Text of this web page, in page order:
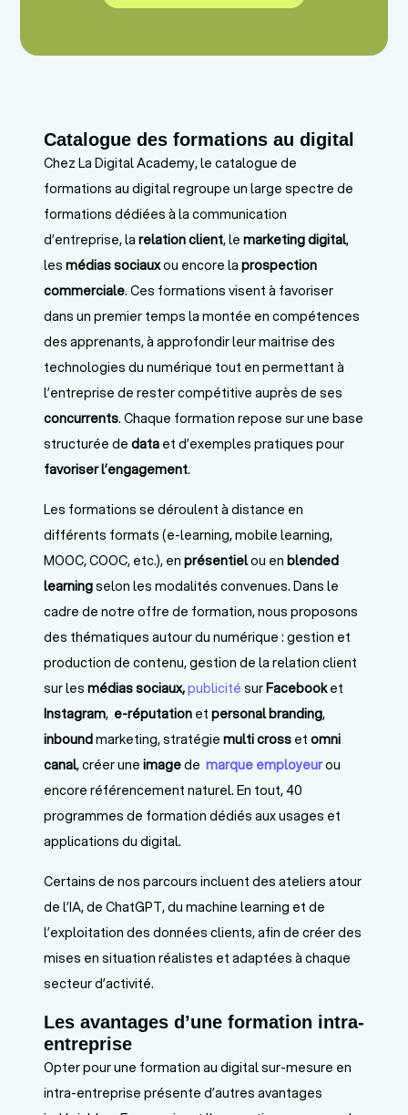
Catalogue des formations au digital
Chez La Digital Academy, le catalogue de
formations au digital regroupe un large spectre de
formations dédiées à la communication
d’entreprise, la relation client, le marketing digital,
les médias sociauxou encore la prospection
commerciale. Ces formations visent à favoriser
dans un premier temps la montée en compétences
des apprenants, à approfondir leur maitrise des
technologies du numérique tout en permettant à
l’entreprise de rester compétitive auprès de ses
concurrents. Chaque formation repose sur une base
structurée de data et d’exemples pratiques pour
favoriser l’engagement.
Les formations se déroulent à distance en
différents formats (e-learning, mobile learning,
MOOC, COOC, etc.), en présentielou en blended
learningselon les modalités convenues. Dans le
cadre de notre offre de formation, nous proposons
des thématiques autour du numérique : gestion et
production de contenu, gestion de la relation client
sur les médias sociaux,publicité surFacebooket
Instagram, e-réputation et personal branding,
inboundmarketing, stratégie multi cross et omni
canal, créer une imagede marque employeurou
encore référencement naturel. En tout, 40
programmes de formation dédiés aux usages et
applications du digital.
Certains de nos parcours incluent des ateliers atour
de l’IA, de ChatGPT, du machine learning et de
l’exploitation des données clients, afin de créer des
mises en situation réalistes et adaptées à chaque
secteur d’activité.
Les avantages d’une formation intra-
entreprise
Opter pour une formation au digital sur-mesure en
intra-entreprise présente d’autres avantages